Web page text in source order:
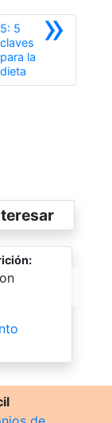
»
5: 5
claves
para la
dieta